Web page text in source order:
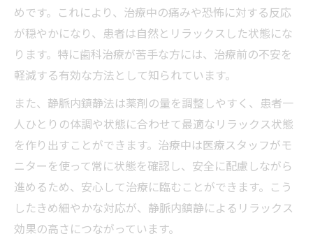
めです。これにより、治療中の痛みや恐怖に対する反応
が穏やかになり、患者は自然とリラックスした状態にな
ります。特に歯科治療が苦手な方には、治療前の不安を
軽減する有効な方法として知られています。
また、静脈内鎮静法は薬剤の量を調整しやすく、患者一
人ひとりの体調や状態に合わせて最適なリラックス状態
を作り出すことができます。治療中は医療スタッフがモ
ニターを使って常に状態を確認し、安全に配慮しながら
進めるため、安心して治療に臨むことができます。こう
したきめ細やかな対応が、静脈内鎮静によるリラックス
効果の高さにつながっています。